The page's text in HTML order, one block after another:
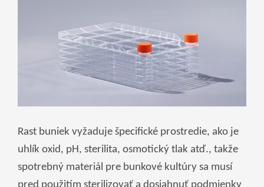
o'zbek
Cymraeg
Zulu
Tiếng Việt
Deutsch
eesti keel
ไทย
Rast buniek vyžaduje špecifické prostredie, ako je
uhlík oxid, pH, sterilita, osmotický tlak atď., takže
spotrebný materiál pre bunkové kultúry sa musí